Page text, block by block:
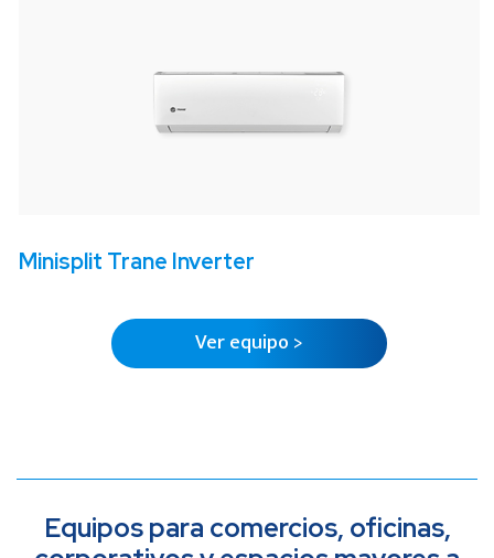
Minisplit Trane Inverter
Ver equipo >
Equipos para comercios, oficinas,